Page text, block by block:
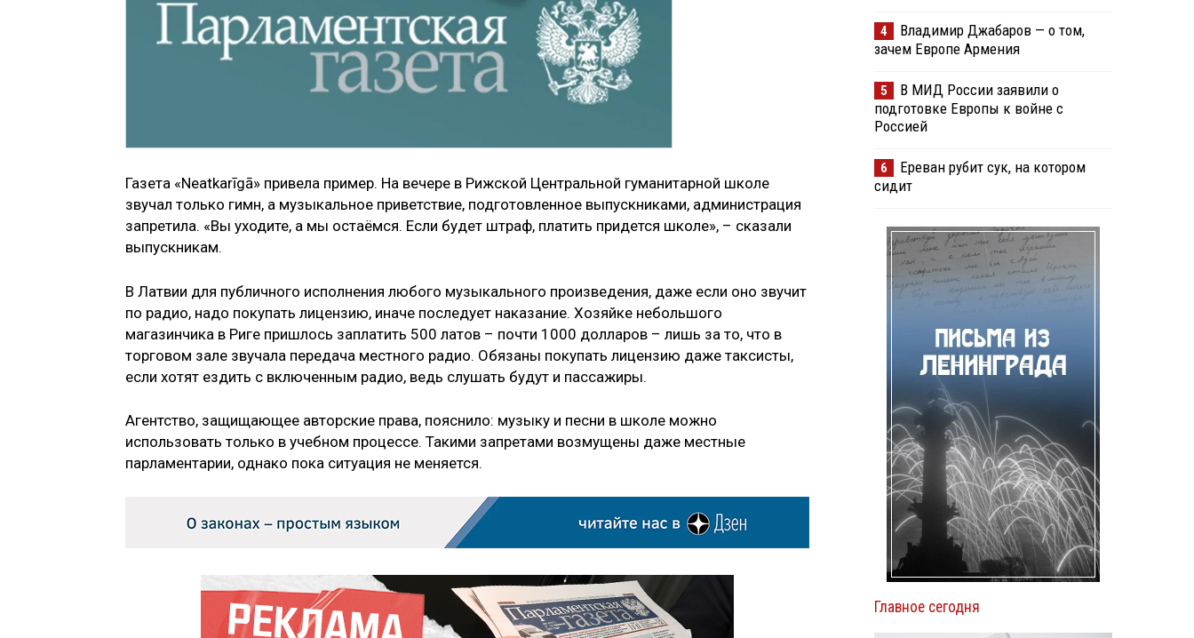
Газета «Neatkarīgā» привела пример. На вечере в Рижской Центральной гуманитарной школе
звучал только гимн, а музыкальное приветствие, подготовленное выпускниками, администрация
запретила. «Вы уходите, а мы остаёмся. Если будет штраф, платить придется школе», – сказали
выпускникам.
В Латвии для публичного исполнения любого музыкального произведения, даже если оно звучит
по радио, надо покупать лицензию, иначе последует наказание. Хозяйке небольшого
магазинчика в Риге пришлось заплатить 500 латов – почти 1000 долларов – лишь за то, что в
торговом зале звучала передача местного радио. Обязаны покупать лицензию даже таксисты,
если хотят ездить с включенным радио, ведь слушать будут и пассажиры.
Агентство, защищающее авторские права, пояснило: музыку и песни в школе можно
использовать только в учебном процессе. Такими запретами возмущены даже местные
парламентарии, однако пока ситуация не меняется.
4
Владимир Джабаров — о том,
зачем Европе Армения
5
В МИД России заявили о
подготовке Европы к войне с
Россией
6
Ереван рубит сук, на котором
сидит
Главное сегодня